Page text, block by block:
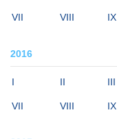
VII VIII IX
2016
I II III
VII VIII IX